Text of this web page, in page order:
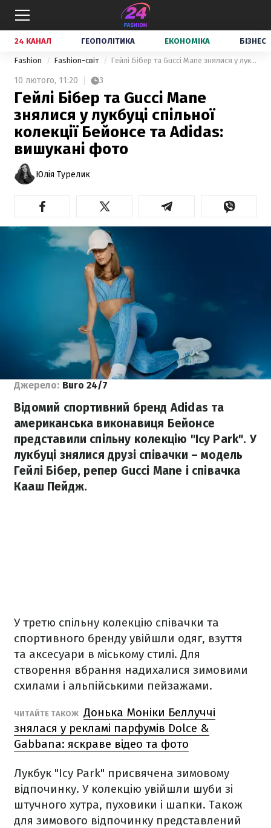
24 КАНАЛ ГЕОПОЛІТИКА ЕКОНОМІКА БІЗНЕС
Fashion Fashion-світ Гейлі Бібер та Gucci Mane знялися у лукбуці спільної колекції Бейонсе та Adidas: вишукані фото
10 лютого, 11:20 3
Гейлі Бібер та Gucci Mane
знялися у лукбуці спільної
колекції Бейонсе та Adidas:
вишукані фото
Юлія Турелик
Джерело: Buro 24/7
Відомий спортивний бренд Adidas та
американська виконавиця Бейонсе
представили спільну колекцію "Icy Park". У
лукбуці знялися друзі співачки – модель
Гейлі Бібер, репер Gucci Mane і співачка
Кааш Пейдж.
У третю спільну колекцію співачки та
спортивного бренду увійшли одяг, взуття
та аксесуари в міському стилі. Для
створення вбрання надихалися зимовими
схилами і альпійськими пейзажами.
ЧИТАЙТЕ ТАКОЖ Донька Моніки Беллуччі
знялася у рекламі парфумів Dolce &
Gabbana: яскраве відео та фото
Лукбук "Icy Park" присвячена зимовому
відпочинку. У колекцію увійшли шуби зі
штучного хутра, пуховики і шапки. Також
для зимового відпочинку представлений